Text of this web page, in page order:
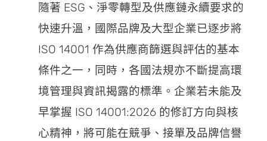
隨著 ESG、淨零轉型及供應鏈永續要求的
快速升溫，國際品牌及大型企業已逐步將
ISO 14001 作為供應商篩選與評估的基本
條件之一，同時，各國法規亦不斷提高環
境管理與資訊揭露的標準。企業若未能及
早掌握 ISO 14001:2026 的修訂方向與核
心精神，將可能在競爭、接單及品牌信譽